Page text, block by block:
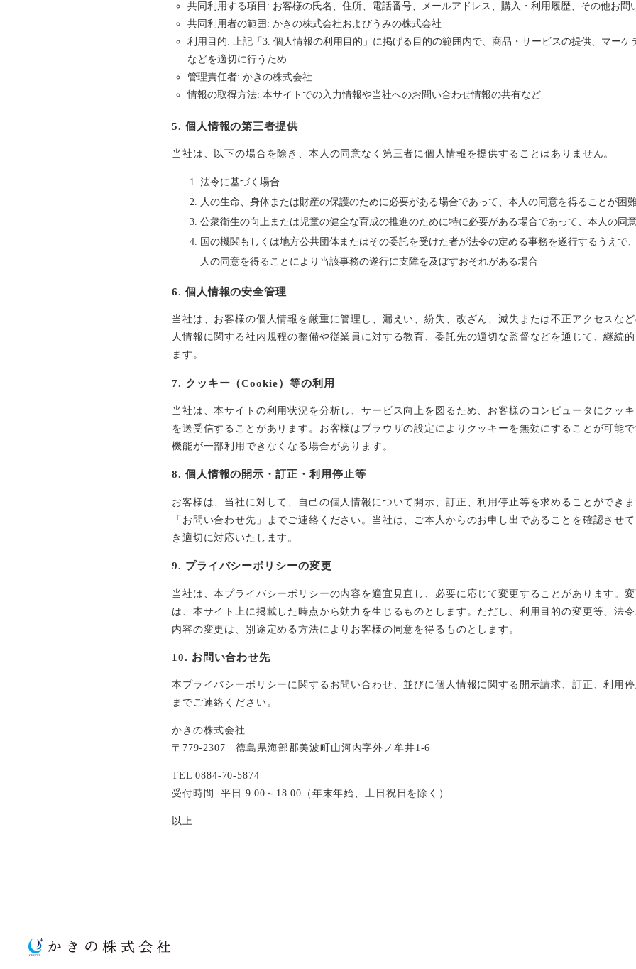
共同利用する項目: お客様の氏名、住所、電話番号、メールアドレス、購入・利用履歴、その他お問
共同利用者の範囲: かきの株式会社およびうみの株式会社
利用目的: 上記「3. 個人情報の利用目的」に掲げる目的の範囲内で、商品・サービスの提供、マーケ
などを適切に行うため
管理責任者: かきの株式会社
情報の取得方法: 本サイトでの入力情報や当社へのお問い合わせ情報の共有など
5. 個人情報の第三者提供
当社は、以下の場合を除き、本人の同意なく第三者に個人情報を提供することはありません。
法令に基づく場合
人の生命、身体または財産の保護のために必要がある場合であって、本人の同意を得ることが困
公衆衛生の向上または児童の健全な育成の推進のために特に必要がある場合であって、本人の同
国の機関もしくは地方公共団体またはその委託を受けた者が法令の定める事務を遂行するうえで
人の同意を得ることにより当該事務の遂行に支障を及ぼすおそれがある場合
6. 個人情報の安全管理
当社は、お客様の個人情報を厳重に管理し、漏えい、紛失、改ざん、滅失または不正アクセスな
人情報に関する社内規程の整備や従業員に対する教育、委託先の適切な監督などを通じて、継続
ます。
7. クッキー（Cookie）等の利用
当社は、本サイトの利用状況を分析し、サービス向上を図るため、お客様のコンピュータにクッ
を送受信することがあります。お客様はブラウザの設定によりクッキーを無効にすることが可能
機能が一部利用できなくなる場合があります。
8. 個人情報の開示・訂正・利用停止等
お客様は、当社に対して、自己の個人情報について開示、訂正、利用停止等を求めることができ
「お問い合わせ先」までご連絡ください。当社は、ご本人からのお申し出であることを確認させ
き適切に対応いたします。
9. プライバシーポリシーの変更
当社は、本プライバシーポリシーの内容を適宜見直し、必要に応じて変更することがあります。
は、本サイト上に掲載した時点から効力を生じるものとします。ただし、利用目的の変更等、法
内容の変更は、別途定める方法によりお客様の同意を得るものとします。
10. お問い合わせ先
本プライバシーポリシーに関するお問い合わせ、並びに個人情報に関する開示請求、訂正、利用
までご連絡ください。
かきの株式会社
〒779-2307 徳島県海部郡美波町山河内字外ノ牟井1-6
TEL 0884-70-5874
受付時間: 平日 9:00～18:00（年末年始、土日祝日を除く）
以上